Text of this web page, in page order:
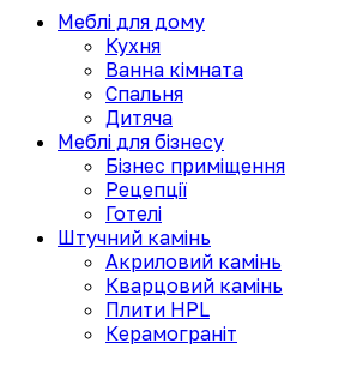
Меблі для дому
Кухня
Ванна кімната
Спальня
Дитяча
Меблі для бізнесу
Бізнес приміщення
Рецепції
Готелі
Штучний камінь
Акриловий камінь
Кварцовий камінь
Плити HPL
Керамограніт